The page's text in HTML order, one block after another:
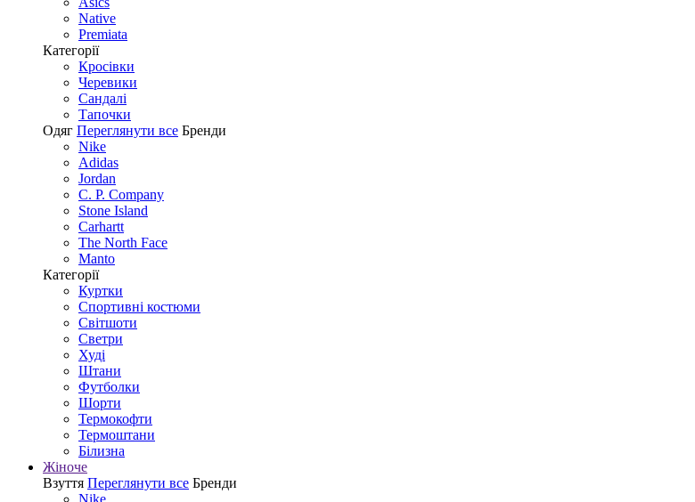
Native
Premiata
Категорії
Кросівки
Черевики
Сандалі
Tапочки
Одяг Переглянути все Бренди
Nike
Adidas
Jordan
C. P. Company
Stone Island
Carhartt
The North Face
Manto
Категорії
Куртки
Спортивні костюми
Світшоти
Светри
Худі
Штани
Футболки
Шорти
Термокофти
Термоштани
Білизна
Жіноче
Взуття Переглянути все Бренди
Nike